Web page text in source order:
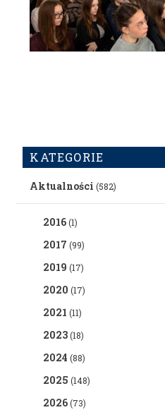
KATEGORIE
Aktualności (582)
2016(1)
2017 (99)
2019 (17)
2020 (17)
2021 (11)
2023(18)
2024 (88)
2025 (148)
2026(73)